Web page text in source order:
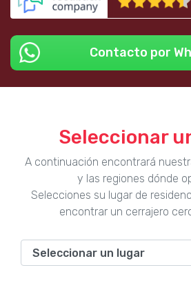
Contacto por
Seleccionar
A continuación encontrará
y las regiones dónde
Selecciones su lugar de
encontrar un cerrajero